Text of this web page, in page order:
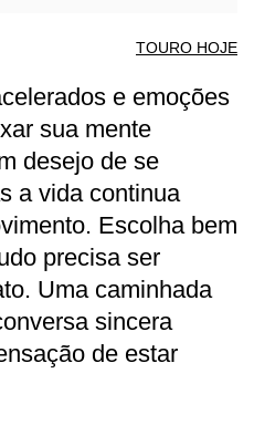
TOURO HOJE
PARA OUTRO DIA
e emoções
sua mente
desejo de se
a vida continua
Escolha bem
precisa ser
Uma caminhada
sincera
de estar